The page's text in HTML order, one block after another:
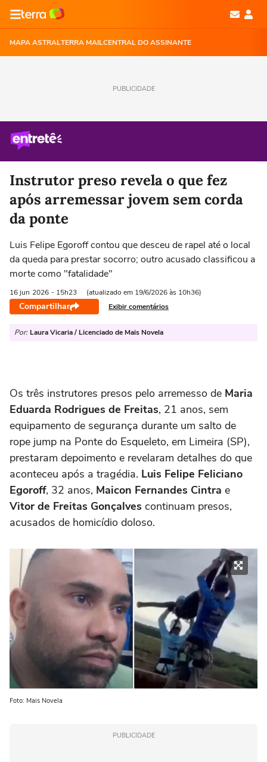
MAPA ASTRALTERRA MAILCENTRAL DO ASSINANTE
PUBLICIDADE
Instrutor preso revela o que fez
após arremessar jovem sem corda
da ponte
Luis Felipe Egoroff contou que desceu de rapel até o local
da queda para prestar socorro; outro acusado classificou a
morte como "fatalidade"
16 jun 2026 - 15h23 (atualizado em 19/6/2026 às 10h36)
Compartilhar Exibir comentários
Por: Laura Vicaria / Licenciado de Mais Novela
Os três instrutores presos pelo arremesso de Maria
Eduarda Rodrigues de Freitas, 21 anos, sem
equipamento de segurança durante um salto de
rope jump na Ponte do Esqueleto, em Limeira (SP),
prestaram depoimento e revelaram detalhes do que
aconteceu após a tragédia. Luis Felipe Feliciano
Egoroff, 32 anos, Maicon Fernandes Cintra e
Vitor de Freitas Gonçalves continuam presos,
acusados de homicídio doloso.
Foto: Mais Novela
PUBLICIDADE